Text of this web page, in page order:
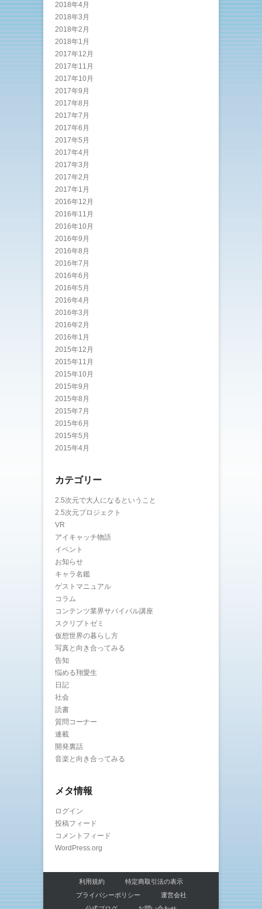
2018年4月
2018年3月
2018年2月
2018年1月
2017年12月
2017年11月
2017年10月
2017年9月
2017年8月
2017年7月
2017年6月
2017年5月
2017年4月
2017年3月
2017年2月
2017年1月
2016年12月
2016年11月
2016年10月
2016年9月
2016年8月
2016年7月
2016年6月
2016年5月
2016年4月
2016年3月
2016年2月
2016年1月
2015年12月
2015年11月
2015年10月
2015年9月
2015年8月
2015年7月
2015年6月
2015年5月
2015年4月
カテゴリー
2.5次元で大人になるということ
2.5次元プロジェクト
VR
アイキャッチ物語
イベント
お知らせ
キャラ名鑑
ゲストマニュアル
コラム
コンテンツ業界サバイバル講座
スクリプトゼミ
仮想世界の暮らし方
写真と向き合ってみる
告知
悩める翔愛生
日記
社会
読書
質問コーナー
連載
開発裏話
音楽と向き合ってみる
メタ情報
ログイン
投稿フィード
コメントフィード
WordPress.org
利用規約
特定商取引法の表示
プライバシーポリシー
運営会社